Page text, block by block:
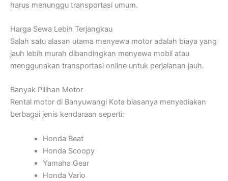
harus menunggu transportasi umum.
Harga Sewa Lebih Terjangkau
Salah satu alasan utama menyewa motor adalah biaya yang
jauh lebih murah dibandingkan menyewa mobil atau
menggunakan transportasi online untuk perjalanan jauh.
Banyak Pilihan Motor
Rental motor di Banyuwangi Kota biasanya menyediakan
berbagai jenis kendaraan seperti:
Honda Beat
Honda Scoopy
Yamaha Gear
Honda Vario